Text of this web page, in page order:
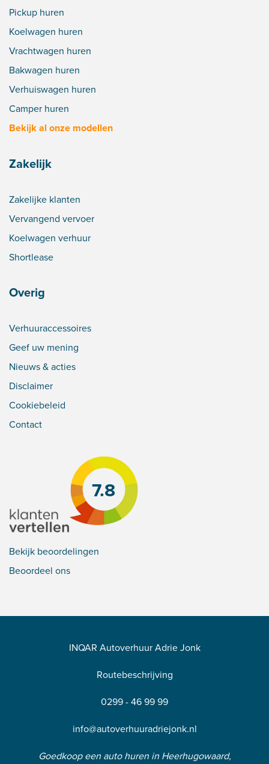
Pickup huren
Koelwagen huren
Vrachtwagen huren
Bakwagen huren
Verhuiswagen huren
Camper huren
Bekijk al onze modellen
Zakelijk
Zakelijke klanten
Vervangend vervoer
Koelwagen verhuur
Shortlease
Overig
Verhuuraccessoires
Geef uw mening
Nieuws & acties
Disclaimer
Cookiebeleid
Contact
7.8
Bekijk beoordelingen
Beoordeel ons
INQAR Autoverhuur Adrie Jonk
Routebeschrijving
0299 - 46 99 99
info@autoverhuuradriejonk.nl
Goedkoop een auto huren in Heerhugowaard,